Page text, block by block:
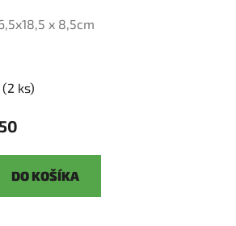
x 8,5cm
(2 ks)
DO KOŠÍKA